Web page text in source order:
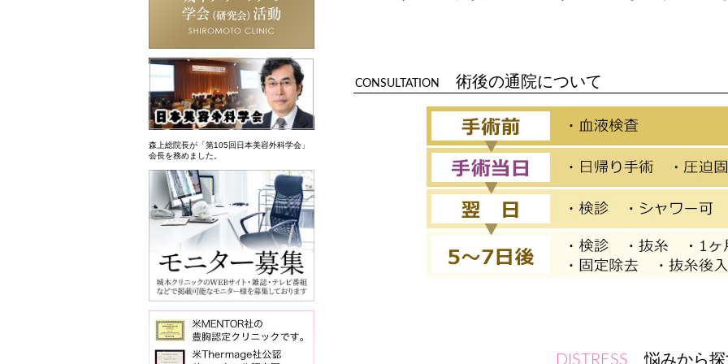
CONSULTATION 術後の通院について
DISTRESS 悩みから探
森上総院長が「第105回日本美容外科学会」
会長を務めました。